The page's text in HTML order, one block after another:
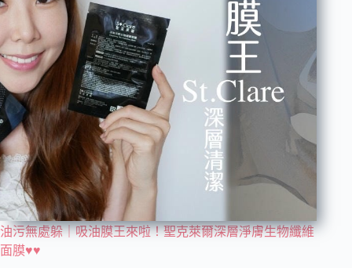
油污無處躲｜吸油膜王來啦！聖克萊爾深層淨膚生物纖維
面膜♥♥